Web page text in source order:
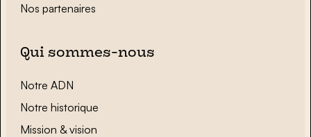
Nos partenaires
Qui sommes-nous
Notre ADN
Notre historique
Mission & vision